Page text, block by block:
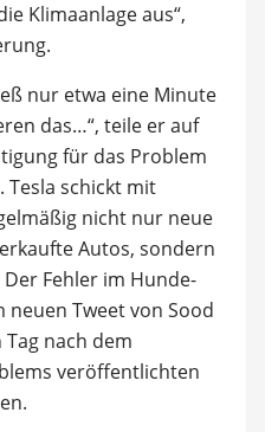
Klimaanlage aus“,
nur etwa eine Minute
das…“, teile er auf
für das Problem
Tesla schickt mit
nicht nur neue
Autos, sondern
Fehler im Hunde-
Tweet von Sood
nach dem
veröffentlichten